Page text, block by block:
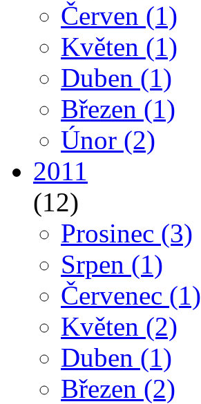
Červen (1)
Květen (1)
Duben (1)
Březen (1)
Únor (2)
2011
(12)
Prosinec (3)
Srpen (1)
Červenec (1)
Květen (2)
Duben (1)
Březen (2)